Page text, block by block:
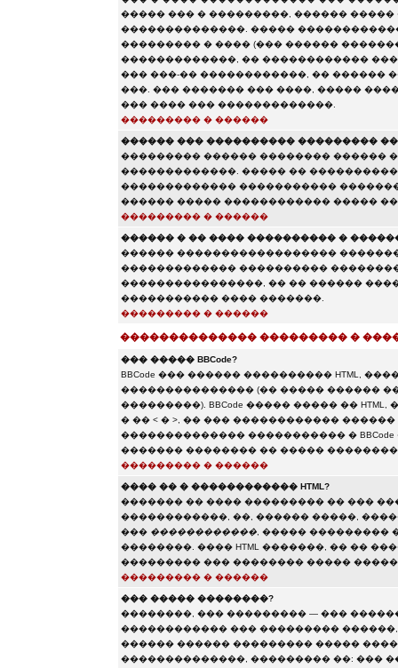
����� ��� � ���������, ������
��������������. �����
��������� � ���� (��� ������
�������������, �� ������������
��� ���-�� ������������, �� ������
���. ��� ������� ��� ����, �����
��� ���� ��� �������������.
��������� � ������
������ ��� ���������� ���������
��������� ������ �������� ������
�������������. ����� ��
������������� �����������
������ ����� ������������ �����
��������� � ������
������ � �� ���� ���������� �
������ ������������������
������������� ����������
����������������, �� �� ������
����������� ���� �������.
��������� � ������
�������������� ��������� �
��� ����� BBCode?
BBCode ��� ������ ���������� HTML,
��������������� (�� ����� ������
���������). BBCode ����� ����� ��
� �� < � >, �� ��� ������������
�������������� ����������� �
������� �������� �� �����
��������� � ������
���� �� � ������������ HTML?
������� �� ���� ��������� �� ���
������������, ��, ������ �����,
��� ������������, ����� ���������
��������. ���� HTML �������, �� ��
��������� ��� �������� �����
��������� � ������
��� ����� ��������?
��������, ��� ��������� — ���
������������ ��� ���������
������ ������ ��������� �����
��������������, ��������� ��: ���